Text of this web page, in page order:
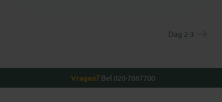
Dag 2-3
Vragen? Bel 020-7887700